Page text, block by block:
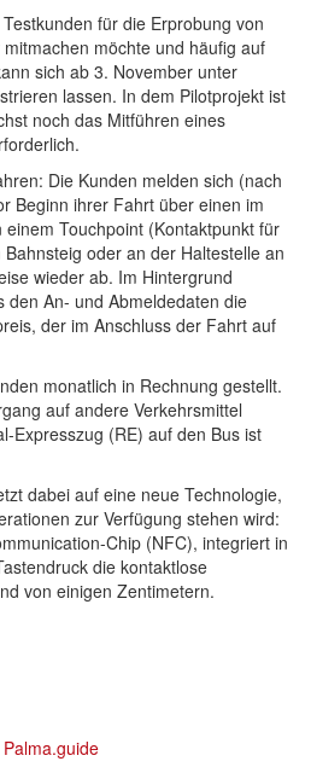
für die Erprobung von
möchte und häufig auf
sich ab 3. November unter
lassen. In dem Pilotprojekt ist
noch das Mitführen eines
Die Kunden melden sich (nach
Beginn ihrer Fahrt über einen im
Touchpoint (Kontaktpunkt für
oder an der Haltestelle an
wieder ab. Im Hintergrund
den An- und Abmeldedaten die
der im Anschluss der Fahrt auf
monatlich in Rechnung gestellt.
auf andere Verkehrsmittel
Expresszug (RE) auf den Bus ist
dabei auf eine neue Technologie,
zur Verfügung stehen wird:
Chip (NFC), integriert in
die kontaktlose
von einigen Zentimetern.